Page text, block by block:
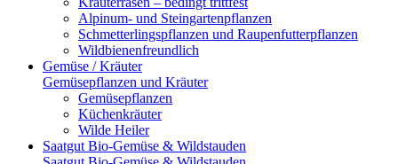
Alpinum- und Steingartenpflanzen
Schmetterlingspflanzen und Raupenfutterpflanzen
Wildbienenfreundlich
Gemüse / Kräuter
Gemüsepflanzen und Kräuter
Gemüsepflanzen
Küchenkräuter
Wilde Heiler
Saatgut Bio-Gemüse & Wildstauden